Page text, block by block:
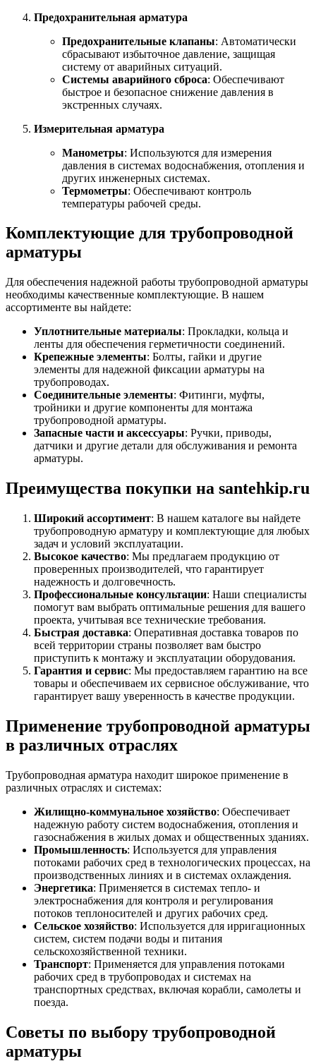
Предохранительная арматура
Предохранительные клапаны: Автоматически
сбрасывают избыточное давление, защищая
систему от аварийных ситуаций.
Системы аварийного сброса: Обеспечивают
быстрое и безопасное снижение давления в
экстренных случаях.
Измерительная арматура
Манометры: Используются для измерения
давления в системах водоснабжения, отопления и
других инженерных системах.
Термометры: Обеспечивают контроль
температуры рабочей среды.
Комплектующие для трубопроводной
арматуры
Для обеспечения надежной работы трубопроводной арматуры
необходимы качественные комплектующие. В нашем
ассортименте вы найдете:
Уплотнительные материалы: Прокладки, кольца и
ленты для обеспечения герметичности соединений.
Крепежные элементы: Болты, гайки и другие
элементы для надежной фиксации арматуры на
трубопроводах.
Соединительные элементы: Фитинги, муфты,
тройники и другие компоненты для монтажа
трубопроводной арматуры.
Запасные части и аксессуары: Ручки, приводы,
датчики и другие детали для обслуживания и ремонта
арматуры.
Преимущества покупки на santehkip.ru
Широкий ассортимент: В нашем каталоге вы найдете
трубопроводную арматуру и комплектующие для любых
задач и условий эксплуатации.
Высокое качество: Мы предлагаем продукцию от
проверенных производителей, что гарантирует
надежность и долговечность.
Профессиональные консультации: Наши специалисты
помогут вам выбрать оптимальные решения для вашего
проекта, учитывая все технические требования.
Быстрая доставка: Оперативная доставка товаров по
всей территории страны позволяет вам быстро
приступить к монтажу и эксплуатации оборудования.
Гарантия и сервис: Мы предоставляем гарантию на все
товары и обеспечиваем их сервисное обслуживание, что
гарантирует вашу уверенность в качестве продукции.
Применение трубопроводной арматуры
в различных отраслях
Трубопроводная арматура находит широкое применение в
различных отраслях и системах:
Жилищно-коммунальное хозяйство: Обеспечивает
надежную работу систем водоснабжения, отопления и
газоснабжения в жилых домах и общественных зданиях.
Промышленность: Используется для управления
потоками рабочих сред в технологических процессах, на
производственных линиях и в системах охлаждения.
Энергетика: Применяется в системах тепло- и
электроснабжения для контроля и регулирования
потоков теплоносителей и других рабочих сред.
Сельское хозяйство: Используется для ирригационных
систем, систем подачи воды и питания
сельскохозяйственной техники.
Транспорт: Применяется для управления потоками
рабочих сред в трубопроводах и системах на
транспортных средствах, включая корабли, самолеты и
поезда.
Советы по выбору трубопроводной
арматуры